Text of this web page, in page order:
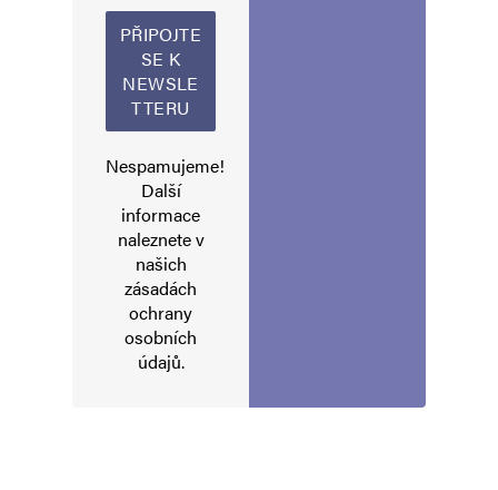
Alternative:
Nespamujeme!
Další
informace
naleznete v
našich
zásadách
ochrany
osobních
údajů.